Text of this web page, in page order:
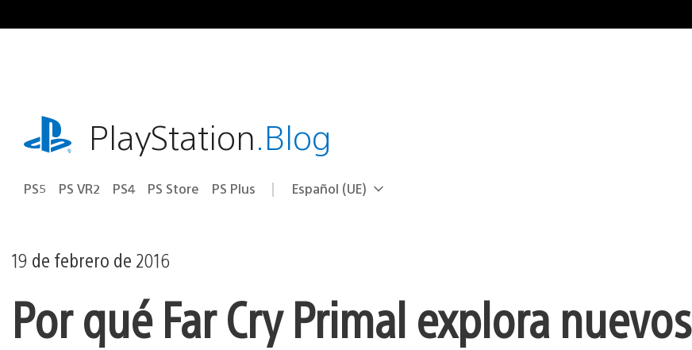
al
playstation.comPlayStation.Blog
PS5 PS VR2 PS4 PS Store PS Plus Selecciona
Región
Español (UE)
19 de febrero de 2016
Por qué Far Cry Primal explora nuevos